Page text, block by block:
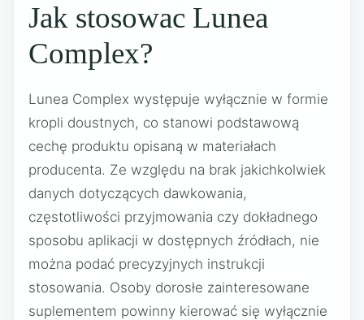
Jak stosowac Lunea
Complex?
Lunea Complex występuje wyłącznie w formie
kropli doustnych, co stanowi podstawową
cechę produktu opisaną w materiałach
producenta. Ze względu na brak jakichkolwiek
danych dotyczących dawkowania,
częstotliwości przyjmowania czy dokładnego
sposobu aplikacji w dostępnych źródłach, nie
można podać precyzyjnych instrukcji
stosowania. Osoby dorosłe zainteresowane
suplementem powinny kierować się wyłącznie